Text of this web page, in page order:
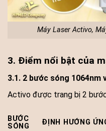
Máy Laser Activo,
3. Điểm nổi bật của
3.1. 2 bước sóng 1064nm
Activo được trang bị 2
BƯỚC
SÓNG
ĐỊNH HƯỚNG